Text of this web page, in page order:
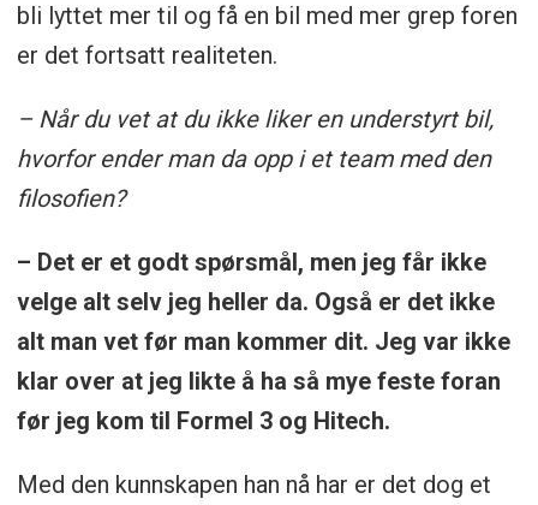
bli lyttet mer til og få en bil med mer grep foren
er det fortsatt realiteten.
– Når du vet at du ikke liker en understyrt bil,
hvorfor ender man da opp i et team med den
filosofien?
– Det er et godt spørsmål, men jeg får ikke
velge alt selv jeg heller da. Også er det ikke
alt man vet før man kommer dit. Jeg var ikke
klar over at jeg likte å ha så mye feste foran
før jeg kom til Formel 3 og Hitech.
Med den kunnskapen han nå har er det dog et